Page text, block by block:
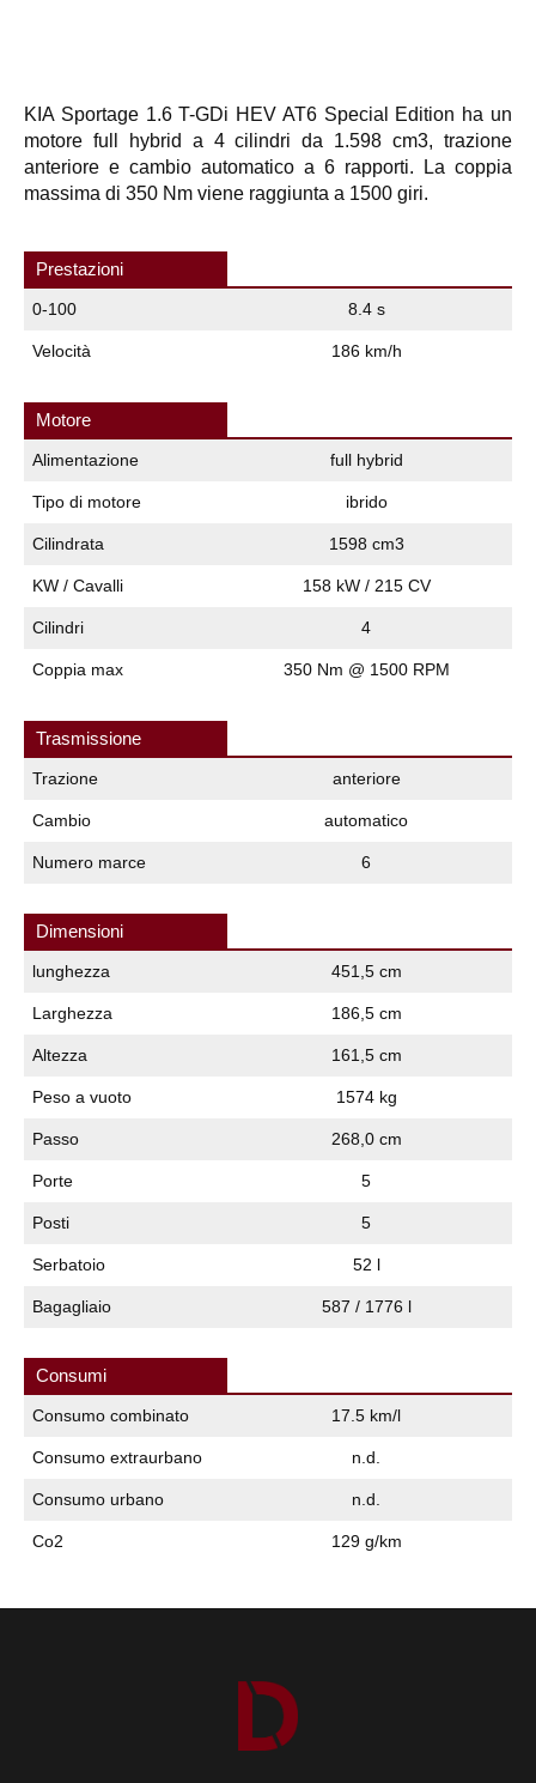
KIA Sportage 1.6 T-GDi HEV AT6 Special Edition ha un
motore full hybrid a 4 cilindri da 1.598 cm3, trazione
anteriore e cambio automatico a 6 rapporti. La coppia
massima di 350 Nm viene raggiunta a 1500 giri.
Prestazioni
0-100 8.4 s
Velocità 186 km/h
Motore
Alimentazione full hybrid
Tipo di motore ibrido
Cilindrata 1598 cm3
KW / Cavalli 158 kW / 215 CV
Cilindri 4
Coppia max 350 Nm @ 1500 RPM
Trasmissione
Trazione anteriore
Cambio automatico
Numero marce 6
Dimensioni
lunghezza 451,5 cm
Larghezza 186,5 cm
Altezza 161,5 cm
Peso a vuoto 1574 kg
Passo 268,0 cm
Porte 5
Posti 5
Serbatoio 52 l
Bagagliaio 587 / 1776 l
Consumi
Consumo combinato 17.5 km/l
Consumo extraurbano n.d.
Consumo urbano n.d.
Co2 129 g/km